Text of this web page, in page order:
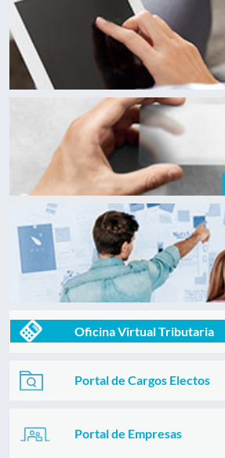
Oficina Virtual Tributaria
Portal de Cargos Electos
Portal de Empresas